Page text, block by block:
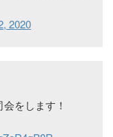
2020
をします！